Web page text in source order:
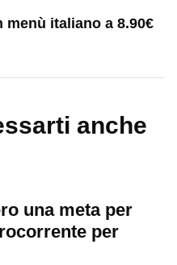
menù italiano a 8.90€
anche
una meta per
per